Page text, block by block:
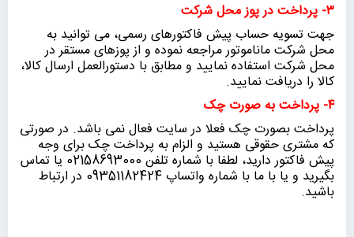
۳- پرداخت در پوز محل شرکت
جهت تسویه حساب پیش فاکتورهای رسمی، می توانید به
محل شرکت ماناموتور مراجعه نموده و از پوزهای مستقر در
محل شرکت استفاده نمایید و مطابق با دستورالعمل ارسال کالا،
کالا را دریافت نمایید.
۴- پرداخت به صورت چک
پرداخت بصورت چک فعلا در سایت فعال نمی باشد. در صورتی
که مشتری حقوقی هستید و الزام به پرداخت چک برای وجه
پیش فاکتور دارید، لطفا با شماره تلفن 02158693000 یا تماس
بگیرید و یا با ما با شماره واتساپ 09351182424 در ارتباط
باشید.